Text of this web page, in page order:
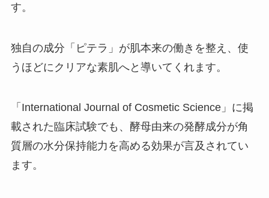
す。
独自の成分「ピテラ」が肌本来の働きを整え、使
うほどにクリアな素肌へと導いてくれます。
「International Journal of Cosmetic Science」に掲
載された臨床試験でも、酵母由来の発酵成分が角
質層の水分保持能力を高める効果が言及されてい
ます。